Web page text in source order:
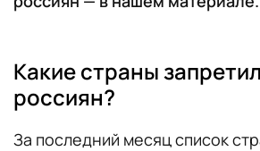
Какие страны
россиян?
За последний месяц список